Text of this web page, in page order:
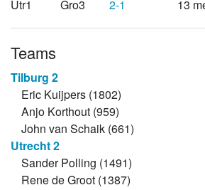
Utr1
Gro3 2-1 13
Teams
Tilburg 2
Eric Kuijpers (1802)
Anjo Korthout (959)
John van Schaik (661)
Utrecht 2
Sander Polling (1491)
Rene de Groot (1387)